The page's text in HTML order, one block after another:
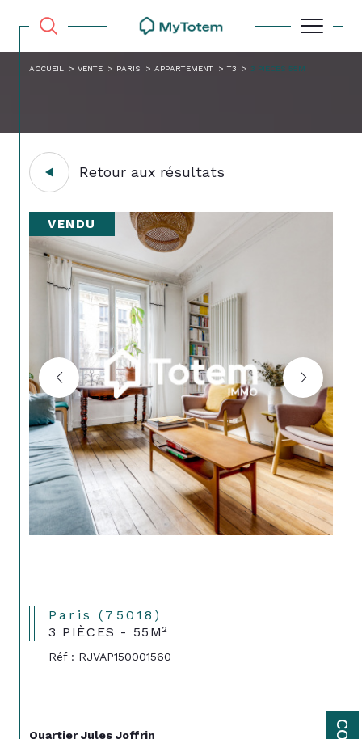
ACCUEIL VENTE PARIS APPARTEMENT T3 3 PIECES 55M
Retour aux résultats
VENDU
Paris (75018)
3 PIÈCES - 55M²
Réf : RJVAP150001560
Quartier Jules Joffrin